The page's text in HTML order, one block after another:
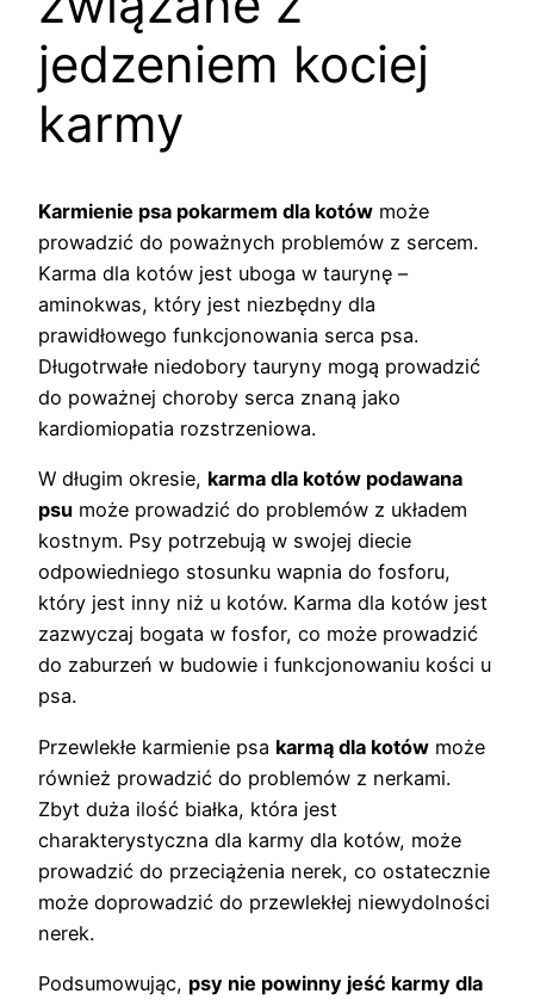
jedzeniem kociej
karmy
Karmienie psa pokarmem dla kotów może
prowadzić do poważnych problemów z sercem.
Karma dla kotów jest uboga w taurynę –
aminokwas, który jest niezbędny dla
prawidłowego funkcjonowania serca psa.
Długotrwałe niedobory tauryny mogą prowadzić
do poważnej choroby serca znaną jako
kardiomiopatia rozstrzeniowa.
W długim okresie, karma dla kotów podawana
psu może prowadzić do problemów z układem
kostnym. Psy potrzebują w swojej diecie
odpowiedniego stosunku wapnia do fosforu,
który jest inny niż u kotów. Karma dla kotów jest
zazwyczaj bogata w fosfor, co może prowadzić
do zaburzeń w budowie i funkcjonowaniu kości u
psa.
Przewlekłe karmienie psa karmą dla kotów może
również prowadzić do problemów z nerkami.
Zbyt duża ilość białka, która jest
charakterystyczna dla karmy dla kotów, może
prowadzić do przeciążenia nerek, co ostatecznie
może doprowadzić do przewlekłej niewydolności
nerek.
Podsumowując, psy nie powinny jeść karmy dla